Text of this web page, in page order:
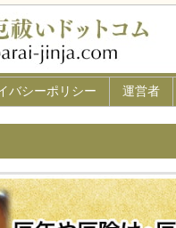
バシーポリシー 運営者